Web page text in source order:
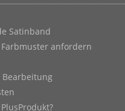
Satinband
Farbmuster anfordern
Bearbeitung